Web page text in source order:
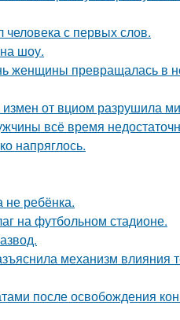
с первых слов.
шоу.
женщины превращалась в
от вциом разрушила
всё время
напряглось.
не ребёнка.
на футбольном стадионе.
механизм влияния
после освобождения